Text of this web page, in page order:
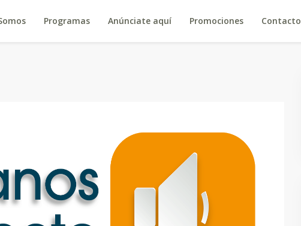
Programas Anúnciate aquí Promociones Contacto